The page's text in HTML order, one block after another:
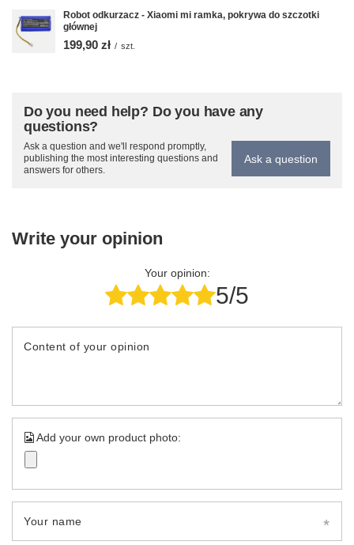
Robot odkurzacz - Xiaomi mi ramka, pokrywa do szczotki
głównej
199,90 zł / szt.
Do you need help? Do you have any
questions?
Ask a question and we'll respond promptly,
publishing the most interesting questions and
answers for others.
Ask a question
Write your opinion
Your opinion:
5/5
Content of your opinion
Add your own product photo:
Your name